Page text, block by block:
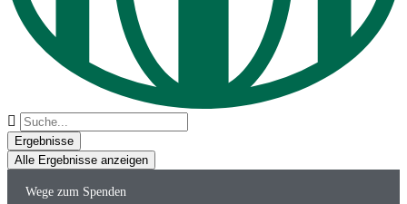
Suche
...Ergebnisse
Alle Ergebnisse anzeigen
Wege zum Spenden